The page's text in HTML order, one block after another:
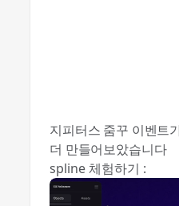
지피터스 줌꾸 이벤트
더 만들어보았습니다
spline 체험하기 :